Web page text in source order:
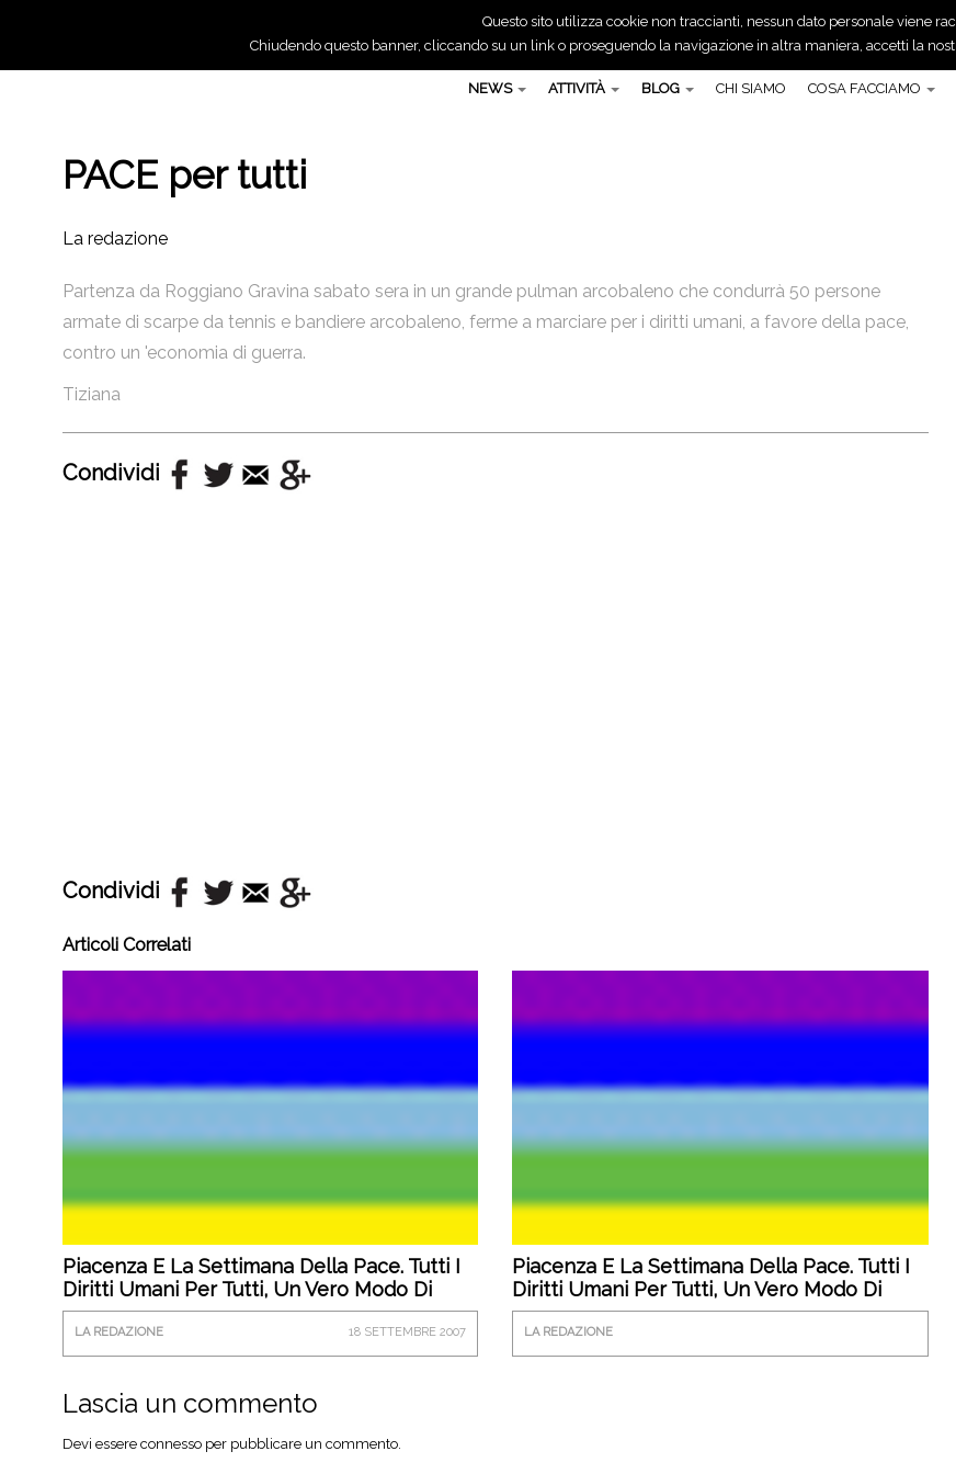
NEWS ATTIVITÀ BLOG CHI SIAMO COSA FACCIAMO
PACE per tutti
La redazione
Partenza da Roggiano Gravina sabato sera in un grande pulman arcobaleno che condurrà 50 persone
armate di scarpe da tennis e bandiere arcobaleno, ferme a marciare per i diritti umani, a favore della pace,
contro un 'economia di guerra.
Tiziana
Condividi
Condividi
Articoli Correlati
Piacenza E La Settimana Della Pace. Tutti I
Diritti Umani Per Tutti, Un Vero Modo Di
Fare Pace
LA REDAZIONE 18 SETTEMBRE 2007
Piacenza E La Settimana Della Pace. Tutti I
Diritti Umani Per Tutti, Un Vero Modo Di
Fare Pace
LA REDAZIONE
Lascia un commento
Devi essere connesso per pubblicare un commento.
Questo sito utilizza cookie non traccianti, nessun dato personale viene
Chiudendo questo banner, cliccando su un link o proseguendo la navigazione in altra maniera, accetti la